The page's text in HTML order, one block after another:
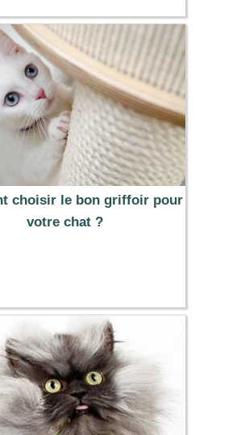
choisir le bon griffoir pour
votre chat ?